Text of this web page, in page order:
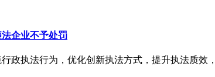
企业不予处罚
政执法行为，优化创新执法方式，提升执法质